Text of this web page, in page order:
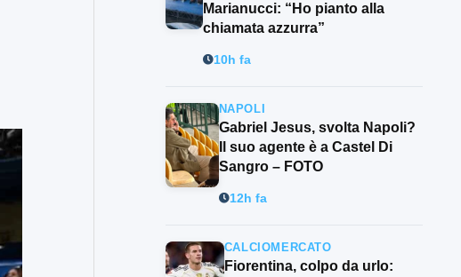
Marianucci: “Ho pianto alla
chiamata azzurra”
10h fa
NAPOLI
Gabriel Jesus, svolta Napoli?
Il suo agente è a Castel Di
Sangro – FOTO
12h fa
CALCIOMERCATO
Fiorentina, colpo da urlo: